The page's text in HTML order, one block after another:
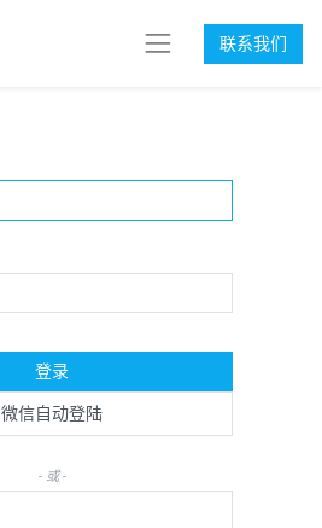
联系我们
登录
微信自动登陆
- 或 -